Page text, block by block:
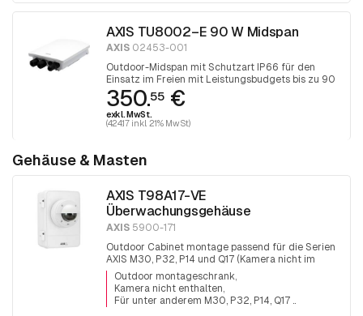
AXIS TU8002–E 90 W Midspan
AXIS 02453-001
Outdoor-Midspan mit Schutzart IP66 für den
Einsatz im Freien mit Leistungsbudgets bis zu 90
W.
350.55 €
exkl. MwSt.
(424.17 inkl. 21% MwSt)
Gehäuse & Masten
AXIS T98A17-VE
Überwachungsgehäuse
AXIS 5900-171
Outdoor Cabinet montage passend für die Serien
AXIS M30, P32, P14 und Q17 (Kamera nicht im
Lieferumfang enthalten).
Outdoor montageschrank
Kamera nicht enthalten
Für unter anderem M30, P32, P14, Q17 ..